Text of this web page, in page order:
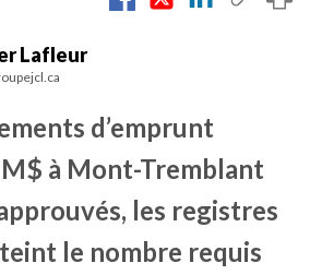
Lafleur
d’emprunt
à Mont-Tremblant
les registres
le nombre requis